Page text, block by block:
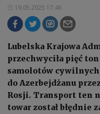
19.05.2025 17:46
Lubelska Krajowa
przechwyciła pięć
samolotów
do Azerbejdżanu
Rosji. Transport ten
towar został błędnie